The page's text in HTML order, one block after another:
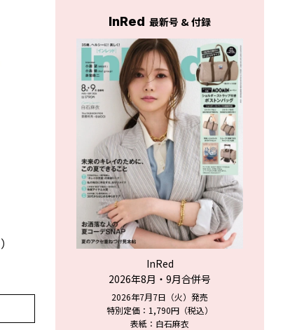
InRed 最新号 & 付録
InRed
2026年8月・9月合併号
2026年7月7日（火）発売
特別定価：1,790円（税込）
表紙：白石麻衣